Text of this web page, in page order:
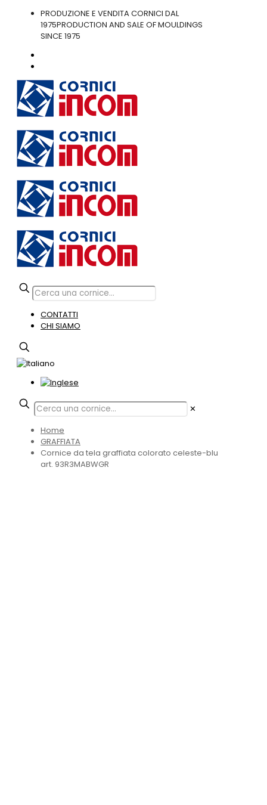
PRODUZIONE E VENDITA CORNICI DAL
1975PRODUCTION AND SALE OF MOULDINGS
SINCE 1975
CONTATTI
CHI SIAMO
✕
Home
GRAFFIATA
Cornice da tela graffiata colorato celeste-blu
art. 93R3MABWGR